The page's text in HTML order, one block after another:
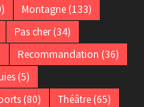
Montagne(133)
Pas cher(34)
Recommandation (36)
(5)
(80) Théâtre(65)